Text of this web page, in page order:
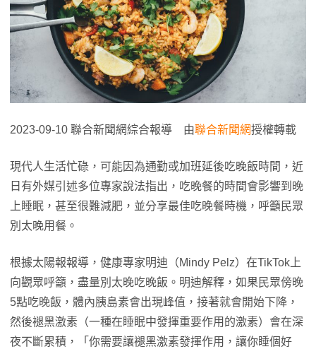
2023-09-10 聯合新聞網綜合報導 由聯合新聞網授權轉載
現代人生活忙碌，可能因為通勤或加班延後吃晚飯時間，近
日有外媒引述多位專家說法指出，吃晚餐的時間會影響到晚
上睡眠，甚至很難減肥，並分享最佳吃晚餐時機，呼籲民眾
別太晚用餐。
根據太陽報報導，健康專家明迪（Mindy Pelz）在TikTok上
向觀眾呼籲，盡量別太晚吃晚飯。明迪解釋，如果民眾傍晚
5點吃晚飯，體內胰島素會出現峰值，接著就會開始下降，
然後褪黑激素（一種在睡眠中發揮重要作用的激素）會在深
夜不斷累積，「你需要讓褪黑激素發揮作用，讓你睡個好